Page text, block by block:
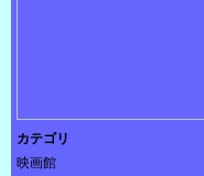
カテゴリ
映画館